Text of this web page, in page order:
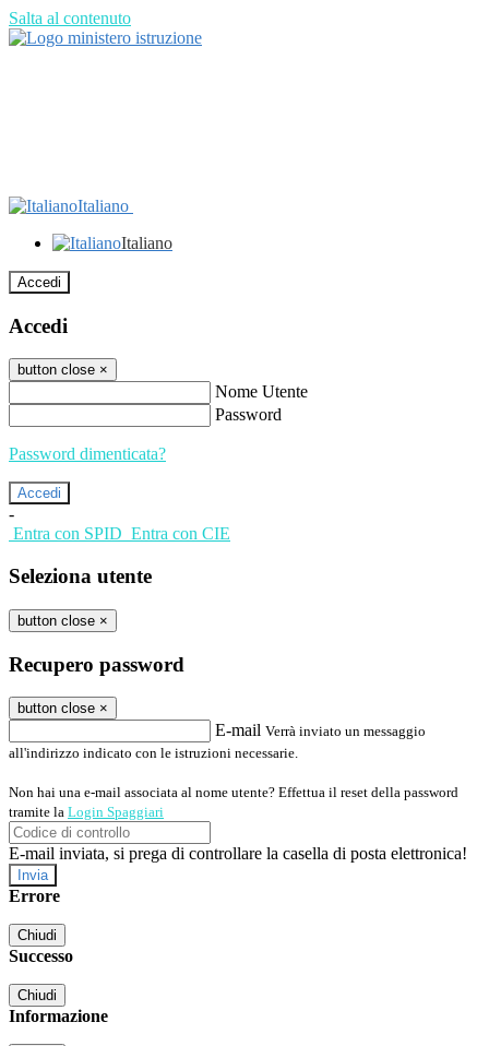
Salta al contenuto
Italiano
Italiano
Accedi
Accedi
button close ×
Nome Utente
Password
Password dimenticata?
-
Entra con SPID Entra con CIE
Seleziona utente
button close ×
Recupero password
button close ×
E-mail Verrà inviato un messaggio
all'indirizzo indicato con le istruzioni necessarie.
Non hai una e-mail associata al nome utente? Effettua il reset della password
tramite la Login Spaggiari
E-mail inviata, si prega di controllare la casella di posta elettronica!
Errore
Chiudi
Successo
Chiudi
Informazione